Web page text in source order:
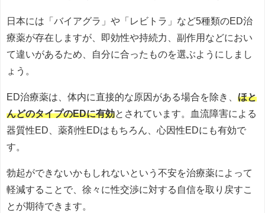
日本には「バイアグラ」や「レビトラ」など5種類のED治
療薬が存在しますが、即効性や持続力、副作用などにおい
て違いがあるため、自分に合ったものを選ぶようにしまし
ょう。
ED治療薬は、体内に直接的な原因がある場合を除き、 ほと
んどのタイプのEDに有効とされています。血流障害による
器質性ED、薬剤性EDはもちろん、心因性EDにも有効で
す。
勃起ができないかもしれないという不安を治療薬によって
軽減することで、徐々に性交渉に対する自信を取り戻すこ
とが期待できます。